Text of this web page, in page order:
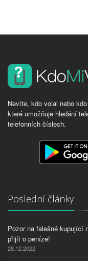
Nevíte, kdo volal nebo
které umožňuje hledání
telefonních číslech.
Poslední články
Pozor na falešné kupující
přijít o peníze!
28.12.2022